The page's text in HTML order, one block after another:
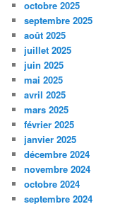
octobre 2025
septembre 2025
août 2025
juillet 2025
juin 2025
mai 2025
avril 2025
mars 2025
février 2025
janvier 2025
décembre 2024
novembre 2024
octobre 2024
septembre 2024